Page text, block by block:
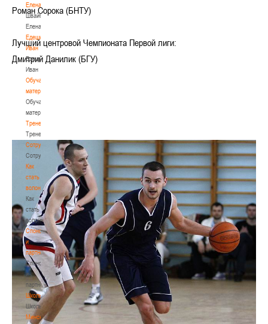
Елена
Швайбович
Елена
Едешко
Иван
Едешко
Иван
Обучающие
материалы
Обучающие
материалы
Тренерам
Тренерам
Сотрудничество
Сотрудничество
Как
стать
волонтером
Как
стать
волонтером
Спонсоры
и
партнеры
Спонсоры
и
партнеры
Школы
Школы
Минск
Роман Сорока (БНТУ)
Лучший центровой Чемпионата Первой лиги:
Дмитрий Данилик (БГУ)